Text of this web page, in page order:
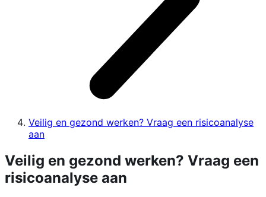
Veilig en gezond werken? Vraag een risicoanalyse
aan
Veilig en gezond werken? Vraag een
risicoanalyse aan